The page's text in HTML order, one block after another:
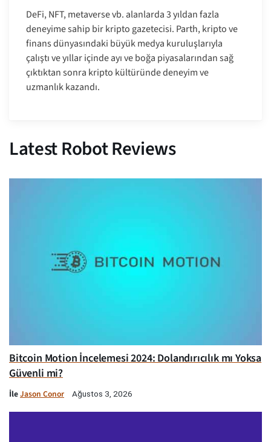
DeFi, NFT, metaverse vb. alanlarda 3 yıldan fazla
deneyime sahip bir kripto gazetecisi. Parth, kripto ve
finans dünyasındaki büyük medya kuruluşlarıyla
çalıştı ve yıllar içinde ayı ve boğa piyasalarından sağ
çıktıktan sonra kripto kültüründe deneyim ve
uzmanlık kazandı.
Latest Robot Reviews
Bitcoin Motion İncelemesi 2024: Dolandırıcılık mı Yoksa
Güvenli mi?
İleJason Conor Ağustos 3, 2026